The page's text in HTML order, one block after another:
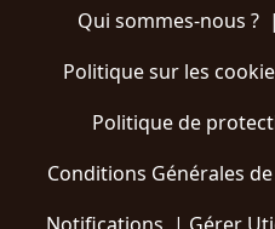
Qui sommes-nous ?|
Politique sur les
Politique de
Conditions Générales